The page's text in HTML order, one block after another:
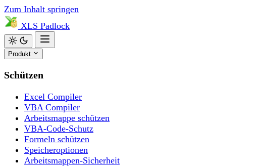
Zum Inhalt springen
XLS Padlock
Produkt
Schützen
Excel Compiler
VBA Compiler
Arbeitsmappe schützen
VBA-Code-Schutz
Formeln schützen
Speicheroptionen
Arbeitsmappen-Sicherheit